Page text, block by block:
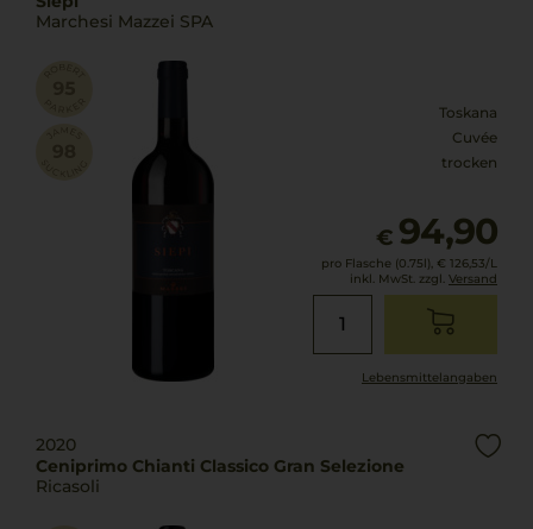
Marchesi Mazzei SPA
Toskana
Cuvée
trocken
€ 94,90
pro Flasche (0.75l), € 126,53/L
inkl. MwSt. zzgl. Versand
Lebensmittel­angaben
2020
Ceniprimo Chianti Classico Gran Selezione
Ricasoli